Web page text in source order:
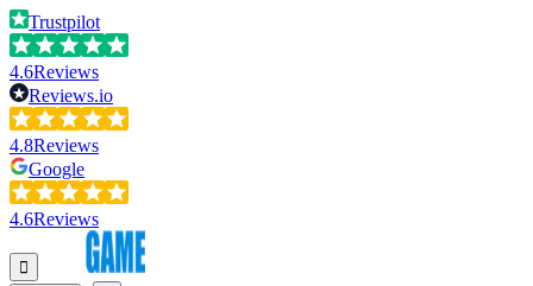
Trustpilot
4.6Reviews
Reviews.io
4.8Reviews
Google
4.6Reviews